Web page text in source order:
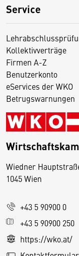
Service
Kollektivverträge
Firmen A-Z
Benutzerkonto
eServices der WKO
Betrugswarnungen
Wiedner
1045 Wien
+43 5 90900 0
+43 5 90900 250
https://wko.at/
D
s
e
S
e